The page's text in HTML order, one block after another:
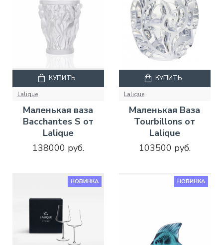
Lalique
Маленькая ваза
Bacchantes S от
Lalique
138000 руб.
КУПИТЬ
Lalique
Маленькая Ваза
Tourbillons от
Lalique
103500 руб.
КУПИТЬ
НОВИНКА НОВИНКА